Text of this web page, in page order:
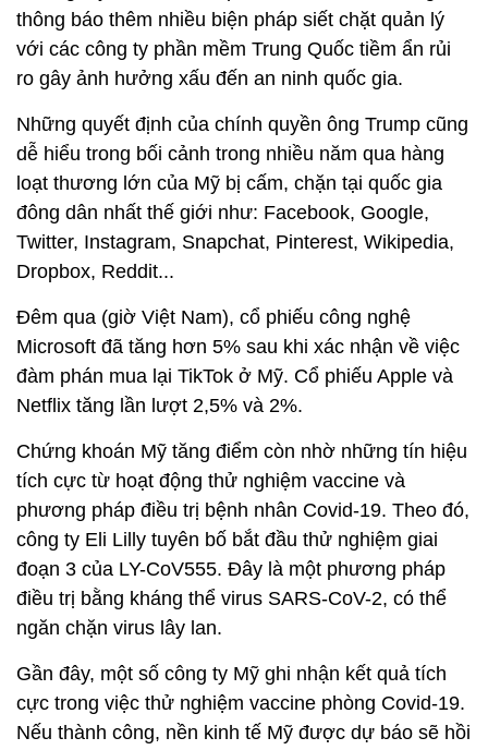
thông báo thêm nhiều biện pháp siết chặt quản lý
với các công ty phần mềm Trung Quốc tiềm ẩn rủi
ro gây ảnh hưởng xấu đến an ninh quốc gia.
Những quyết định của chính quyền ông Trump cũng
dễ hiểu trong bối cảnh trong nhiều năm qua hàng
loạt thương lớn của Mỹ bị cấm, chặn tại quốc gia
đông dân nhất thế giới như: Facebook, Google,
Twitter, Instagram, Snapchat, Pinterest, Wikipedia,
Dropbox, Reddit...
Đêm qua (giờ Việt Nam), cổ phiếu công nghệ
Microsoft đã tăng hơn 5% sau khi xác nhận về việc
đàm phán mua lại TikTok ở Mỹ. Cổ phiếu Apple và
Netflix tăng lần lượt 2,5% và 2%.
Chứng khoán Mỹ tăng điểm còn nhờ những tín hiệu
tích cực từ hoạt động thử nghiệm vaccine và
phương pháp điều trị bệnh nhân Covid-19. Theo đó,
công ty Eli Lilly tuyên bố bắt đầu thử nghiệm giai
đoạn 3 của LY-CoV555. Đây là một phương pháp
điều trị bằng kháng thể virus SARS-CoV-2, có thể
ngăn chặn virus lây lan.
Gần đây, một số công ty Mỹ ghi nhận kết quả tích
cực trong việc thử nghiệm vaccine phòng Covid-19.
Nếu thành công, nền kinh tế Mỹ được dự báo sẽ hồi